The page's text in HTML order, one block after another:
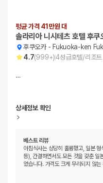
평균 가격 41만원 대
솔라리아 니시테츠 호텔 후쿠
후쿠오카- Fukuoka-ken
4.7(999+)4성급호텔/리조트
…
상세정보 확인
베스트 리뷰
아침식사는 상당히 훌륭했고, 일본
등), 간결하면서도 모든 것을 갖춘 일
었습니다. 가격도 크게 무리되지